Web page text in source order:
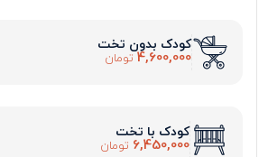
کودک بدون تخت
4,600,000 تومان
کودک با تخت
6,450,000 تومان